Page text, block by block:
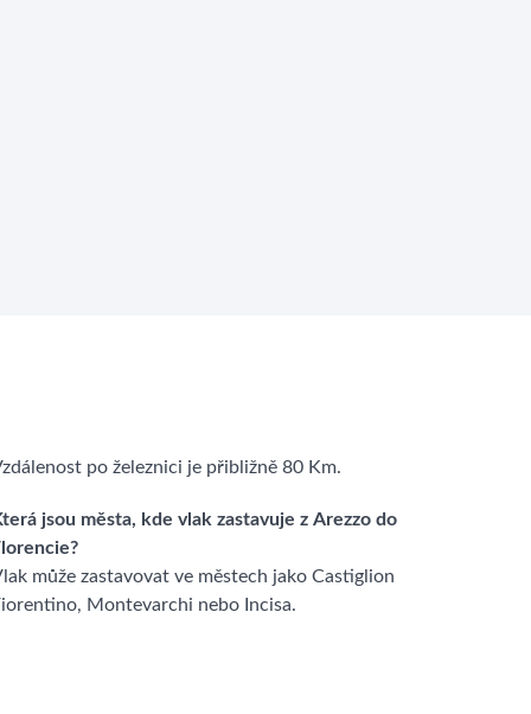
po železnici je přibližně 80 Km.
jsou města, kde vlak zastavuje z Arezzo do
může zastavovat ve městech jako Castiglion
Montevarchi nebo Incisa.